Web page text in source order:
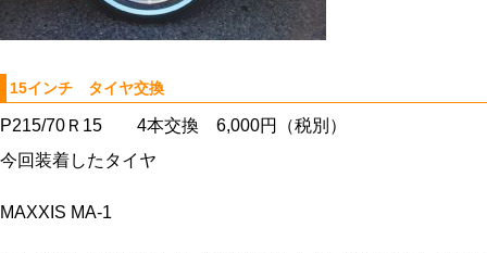
15インチ タイヤ交換
P215/70Ｒ15 4本交換 6,000円（税別）
今回装着したタイヤ
MAXXIS MA-1